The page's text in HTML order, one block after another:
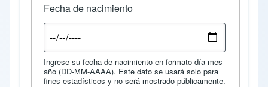
Fecha de nacimiento
Fecha
Ingrese su fecha de nacimiento en formato día-mes-
año (DD-MM-AAAA). Este dato se usará solo para
fines estadísticos y no será mostrado públicamente.